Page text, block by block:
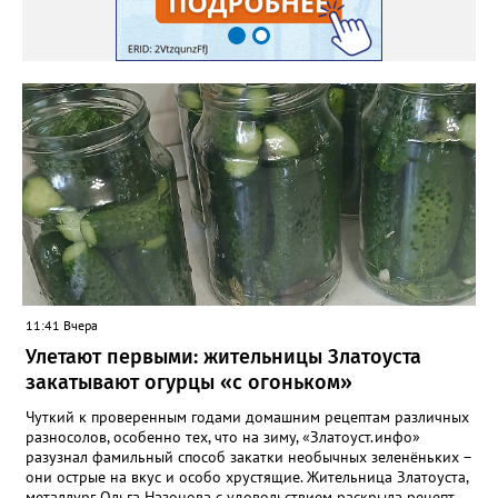
слушаешь, круг — завершается. Смотри! Ты увидишь! Смотри!
Ведь Кот не в былинах, а здесь. Он есть — пустота внутри, А ты
в пустоте этой весь. Услышь его ритм! Услышь! Он мир твой в
ритме тает. И ты, почему-то, согласен. И спорить желания нет.
Удобен и не опасен. И слушаешь «мудрых» совет. И тянет
смотреть и слушать Пустых «сенсаций» поток. Они разъедают
душу, Но ты жить без них не смог. И злоба, не как решение
Что-то менять в судьбе, А способ излить раздражение На то,
что подсунут тебе. Тебе объяснят, что дорого Стоит место у
них в раю. А рядом с тобой в ритме морока Баюкает Кот Баюн.
11:41 Вчера
Улетают первыми: жительницы Златоуста
закатывают огурцы «с огоньком»
Чуткий к проверенным годами домашним рецептам различных
разносолов, особенно тех, что на зиму, «Златоуст.инфо»
разузнал фамильный способ закатки необычных зеленёньких –
они острые на вкус и особо хрустящие. Жительница Златоуста,